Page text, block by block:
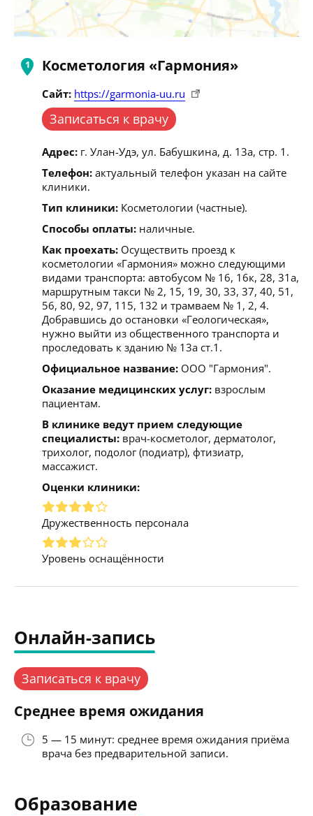
Косметология «Гармония»
Сайт: https://garmonia-uu.ru
Записаться к врачу
Адрес: г. Улан-Удэ, ул. Бабушкина, д. 13а, стр. 1.
Телефон: актуальный телефон указан на сайте
клиники.
Тип клиники: Косметологии (частные).
Способы оплаты: наличные.
Как проехать: Осуществить проезд к
косметологии «Гармония» можно следующими
видами транспорта: автобусом № 16, 16к, 28, 31а,
маршрутным такси № 2, 15, 19, 30, 33, 37, 40, 51,
56, 80, 92, 97, 115, 132 и трамваем № 1, 2, 4.
Добравшись до остановки «Геологическая»,
нужно выйти из общественного транспорта и
проследовать к зданию № 13а ст.1.
Официальное название: ООО "Гармония".
Оказание медицинских услуг: взрослым
пациентам.
В клинике ведут прием следующие
специалисты: врач-косметолог, дерматолог,
трихолог, подолог (подиатр), фтизиатр,
массажист.
Оценки клиники:
Дружественность персонала
Уровень оснащённости
Онлайн-запись
Записаться к врачу
Среднее время ожидания
5 — 15 минут: среднее время ожидания приёма
врача без предварительной записи.
Образование